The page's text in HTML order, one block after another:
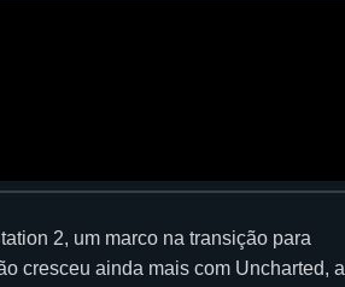
2, um marco na transição para
cresceu ainda mais com Uncharted, a